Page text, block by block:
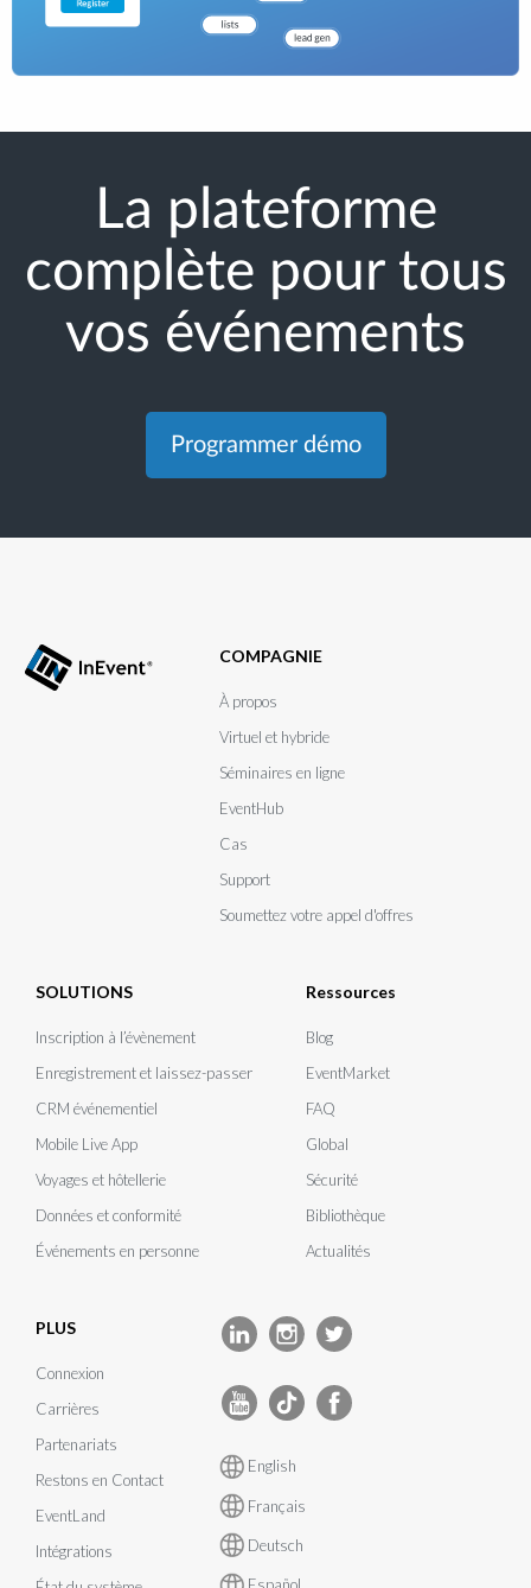
La plateforme
complète pour tous
vos événements
Programmer démo
COMPAGNIE
À propos
Virtuel et hybride
Séminaires en ligne
EventHub
Cas
Support
Soumettez votre appel d'offres
SOLUTIONS
Inscription à l’évènement
Enregistrement et laissez-passer
CRM événementiel
Mobile Live App
Voyages et hôtellerie
Données et conformité
Événements en personne
Ressources
Blog
EventMarket
FAQ
Global
Sécurité
Bibliothèque
Actualités
PLUS
Connexion
Carrières
Partenariats
Restons en Contact
EventLand
Intégrations
English
Français
Deutsch